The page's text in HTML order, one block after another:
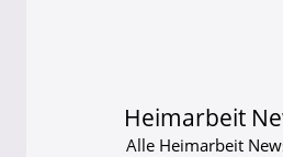
Heimarbeit
Alle Heimarbeit